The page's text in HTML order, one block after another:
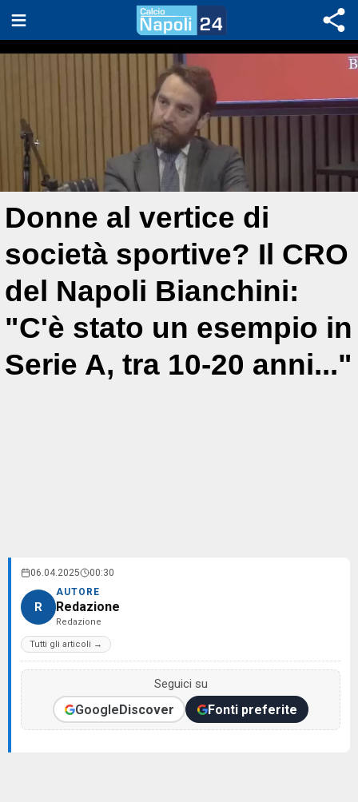
Donne al vertice di
società sportive? Il CRO
del Napoli Bianchini:
"C'è stato un esempio in
Serie A, tra 10-20 anni..."
06.04.2025 00:30
R
AUTORE
Redazione
Redazione
Tutti gli articoli →
Seguici su
GoogleDiscover Fonti preferite